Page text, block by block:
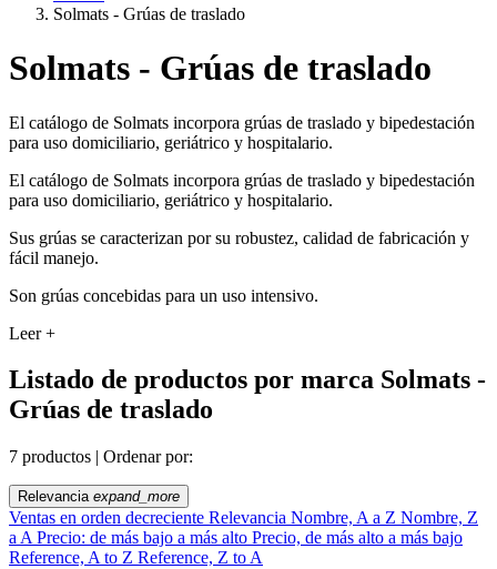
Solmats - Grúas de traslado
Solmats - Grúas de traslado
El catálogo de Solmats incorpora grúas de traslado y bipedestación
para uso domiciliario, geriátrico y hospitalario.
El catálogo de Solmats incorpora grúas de traslado y bipedestación
para uso domiciliario, geriátrico y hospitalario.
Sus grúas se caracterizan por su robustez, calidad de fabricación y
fácil manejo.
Son grúas concebidas para un uso intensivo.
Leer +
Listado de productos por marca Solmats -
Grúas de traslado
7 productos | Ordenar por:
Relevancia expand_more
Ventas en orden decreciente Relevancia Nombre, A a Z Nombre, Z
a A Precio: de más bajo a más alto Precio, de más alto a más bajo
Reference, A to Z Reference, Z to A